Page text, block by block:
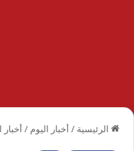
الرئيسية / أخبار اليوم / أخبار